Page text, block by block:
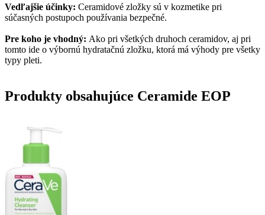
Vedľajšie účinky: Ceramidové zložky sú v kozmetike pri
súčasných postupoch používania bezpečné.
Pre koho je vhodný: Ako pri všetkých druhoch ceramidov, aj pri
tomto ide o výbornú hydratačnú zložku, ktorá má výhody pre všetky
typy pleti.
Produkty obsahujúce Ceramide EOP